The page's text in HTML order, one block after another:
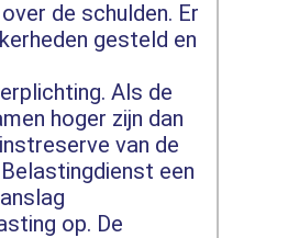
de schulden. Er
gesteld en
Als de
hoger zijn dan
van de
een
op. De